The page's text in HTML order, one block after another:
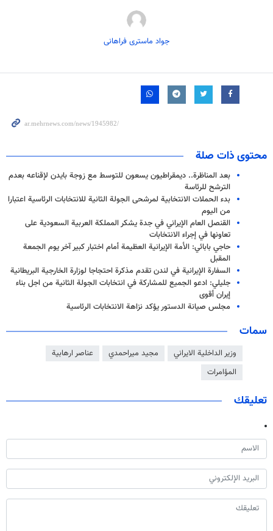
جواد ماستری فراهانی
محتوى ذات صلة
بعد المناظرة.. ديمقراطيون يسعون للتوسط مع زوجة بايدن لإقناعه بعدم
الترشح للرئاسة
بدء الحملات الانتخابية لمرشحى الجولة الثانية للانتخابات الرئاسية اعتبارا
من اليوم
القنصل العام الإيراني في جدة يشكر المملكة العربية السعودية على
تعاونها في إجراء الانتخابات
حاجي بابائي: الأمة الإيرانية العظيمة أمام اختبار كبير آخر يوم الجمعة
المقبل
السفارة الإيرانية في لندن تقدم مذكرة احتجاجا لوزارة الخارجية البريطانية
جليلي: ادعو الجميع للمشاركة في انتخابات الجولة الثانية من اجل بناء
إيران أقوى
مجلس صيانة الدستور يؤكد نزاهة الانتخابات الرئاسية
سمات
وزير الداخلية الايراني مجيد ميراحمدي
عناصر ارهابية
المؤامرات
تعليقك